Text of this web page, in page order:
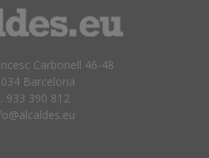
Carbonell 46-48
Barcelona
933 390 812